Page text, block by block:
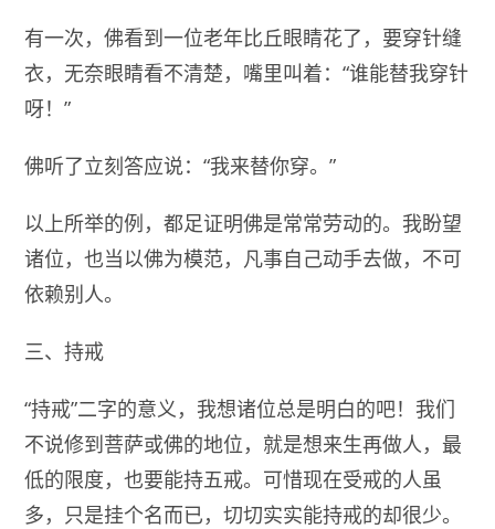
有一次，佛看到一位老年比丘眼睛花了，要穿针缝
衣，无奈眼睛看不清楚，嘴里叫着：“谁能替我穿针
呀！”
佛听了立刻答应说：“我来替你穿。”
以上所举的例，都足证明佛是常常劳动的。我盼望
诸位，也当以佛为模范，凡事自己动手去做，不可
依赖别人。
三、持戒
“持戒”二字的意义，我想诸位总是明白的吧！我们
不说修到菩萨或佛的地位，就是想来生再做人，最
低的限度，也要能持五戒。可惜现在受戒的人虽
多，只是挂个名而已，切切实实能持戒的却很少。